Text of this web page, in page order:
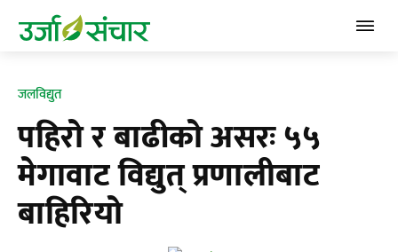
जलविद्युत
पहिरो र बाढीको असरः ५५
मेगावाट विद्युत् प्रणालीबाट
बाहिरियो